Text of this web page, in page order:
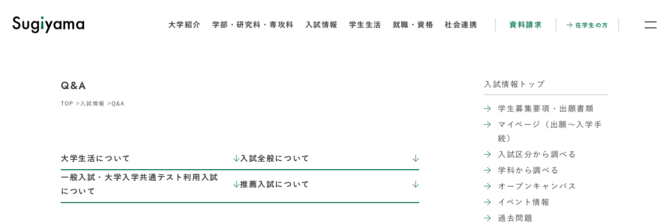
大学紹介 学部・研究科・専攻科 入試情報 学生生活 就職・資格 社会連携 資料請求 在学生の方
Q&A
TOP 入試情報 Q&A
大学生活について 入試全般について
一般入試・大学入学共通テスト利用入試
について
推薦入試について
入試情報トップ
学生募集要項・出願書類
マイページ（出願〜入学手
続）
入試区分から調べる
学科から調べる
オープンキャンパス
イベント情報
過去問題